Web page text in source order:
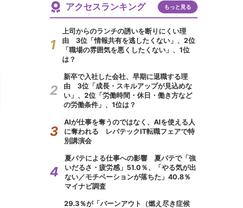
アクセスランキング もっと見る
上司からのランチの誘いを断りにくい理
由 3位「情報共有を逃したくない」、2位
「職場の雰囲気を悪くしたくない」、1位
は？
新卒で入社した会社、早期に退職する理
由 3位「成長・スキルアップが見込めな
い」、2位「労働時間・休日・働き方など
の労働条件」、1位は？
AIが仕事を奪うのではなく、AIを使える人
に奪われる レバテックIT転職フェアで特
別講演会
夏バテによる仕事への影響 夏バテで「強
いだるさ・疲労感」51.0％、「やる気が出
ない／モチベーションが落ちた」40.8％
マイナビ調査
29.3％が「バーンアウト（燃え尽き症候